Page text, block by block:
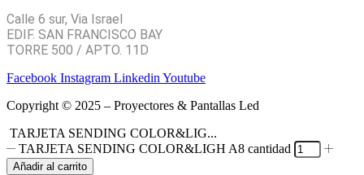
Calle 6 sur, Via Israel
EDIF. SAN FRANCISCO BAY
TORRE 500 / APTO. 11D
Facebook Instagram Linkedin Youtube
Copyright © 2025 – Proyectores & Pantallas Led
TARJETA SENDING COLOR&LIG...
TARJETA SENDING COLOR&LIGH A8 cantidad
Añadir al carrito